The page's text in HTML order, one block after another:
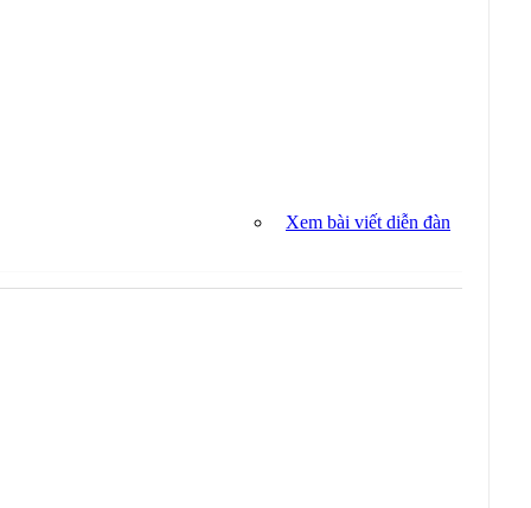
Xem bài viết diễn đàn